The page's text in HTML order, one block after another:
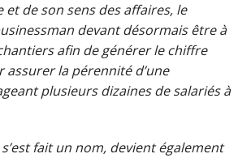
de son sens des affaires, le
devant désormais être à
afin de générer le chiffre
assurer la pérennité d’une
plusieurs dizaines de salariés à
fait un nom, devient également